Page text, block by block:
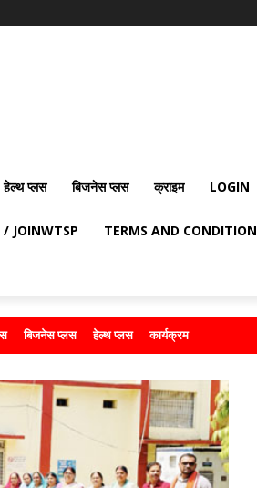
हेल्थ प्लस बिजनेस प्लस क्राइम LOGIN
/ JOINWTSP TERMS AND CONDITION
बिजनेस प्लस हेल्थ प्लस कार्यक्रम